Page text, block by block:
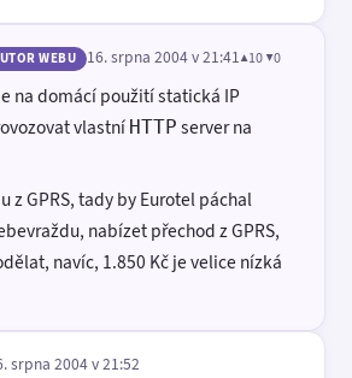
WEBU 16. srpna 2004 v 21:41▲10 ▼0
na domácí použití statická IP
vlastní HTTP server na
z GPRS, tady by Eurotel páchal
nabízet přechod z GPRS,
navíc, 1.850 Kč je velice nízká
srpna 2004 v 21:52